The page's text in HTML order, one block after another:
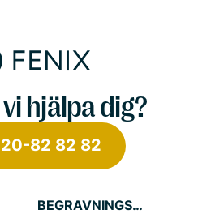
hjälpa dig?
82 82 82
BEGRAVNINGSTJÄNSTER